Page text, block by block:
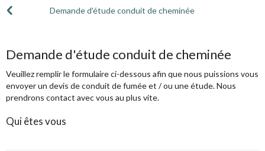
Demande d'étude conduit de cheminée
Demande d'étude conduit de cheminée
Veuillez remplir le formulaire ci-dessous afin que nous puissions vous
envoyer un devis de conduit de fumée et / ou une étude. Nous
prendrons contact avec vous au plus vite.
Qui êtes vous